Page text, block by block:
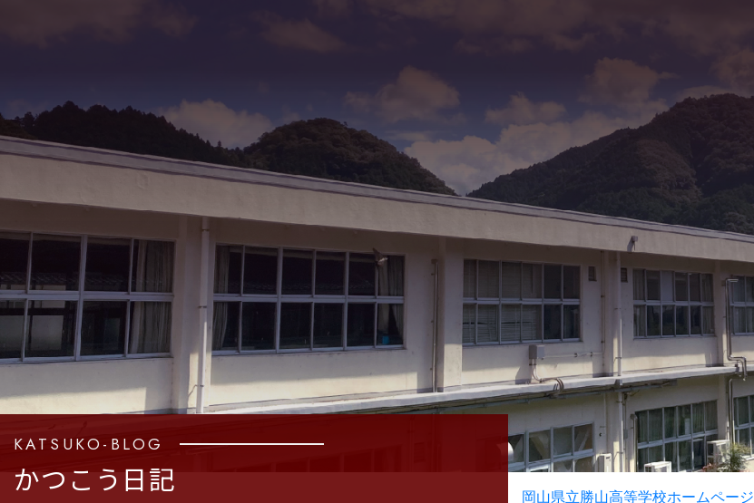
岡山県立勝山高等学校ホームページ
KATSUKO-BLOG
かつこう日記